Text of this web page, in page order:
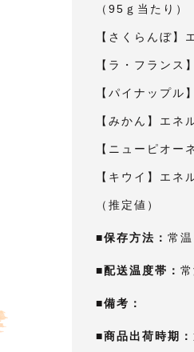
（95ｇ当たり）
【さくらんぼ
【ラ・フラン
【パイナップ
【みかん】エ
【ニューピオ
【キウイ】エ
（推定値）
■保存方法： 常温
■配送温度帯：
■備考：
■商品出荷時期：